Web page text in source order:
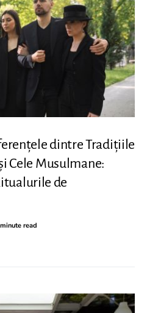
dintre Tradițiile
Cele Musulmane:
de
read